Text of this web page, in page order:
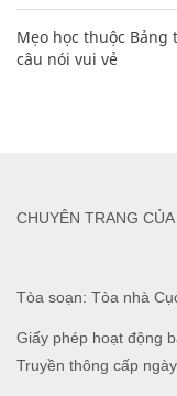
Mẹo học thuộc
câu nói vui vẻ
Tòa soạn: Tòa nhà
Giấy phép hoạt động
Truyền thông cấp
CHUYÊN TRANG